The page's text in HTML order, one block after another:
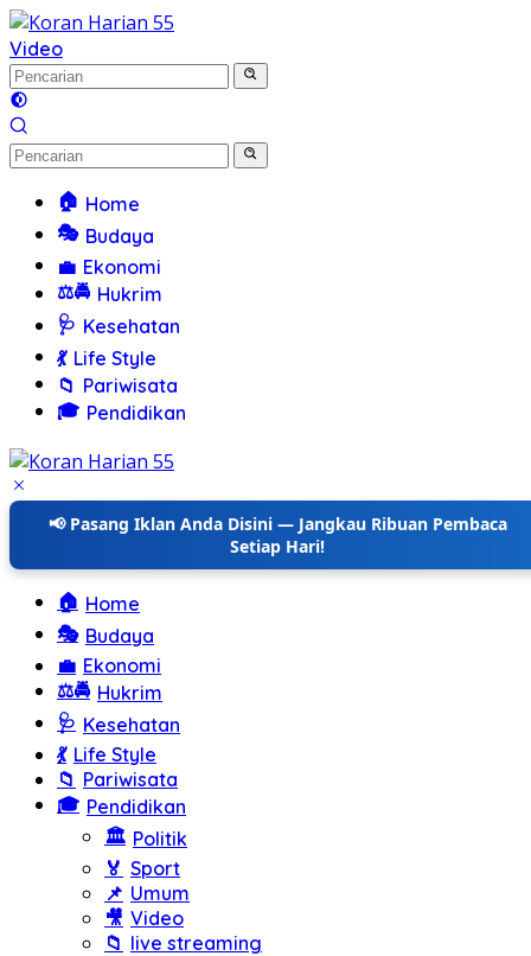
Langsung
ke
konten
Video
🏠 Home
🎭 Budaya
💼 Ekonomi
⚖️🚔 Hukrim
🩺 Kesehatan
💃 Life Style
📁 Pariwisata
🎓 Pendidikan
📢 Pasang Iklan Anda Disini — Jangkau Ribuan Pembaca
Setiap Hari!
🏠 Home
🎭 Budaya
💼 Ekonomi
⚖️🚔 Hukrim
🩺 Kesehatan
💃 Life Style
📁 Pariwisata
🎓 Pendidikan
🏛️ Politik
🏅 Sport
📌 Umum
🎥 Video
📁 live streaming